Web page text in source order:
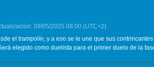
09/05/2025 08:00 (UTC+2)
el trampolín, y a eso se le une que sus contrincantes
elegido como duelista para el primer duelo de la